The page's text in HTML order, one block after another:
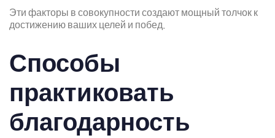
Эти факторы в совокупности создают мощный толчок к
достижению ваших целей и побед.
Способы
практиковать
благодарность